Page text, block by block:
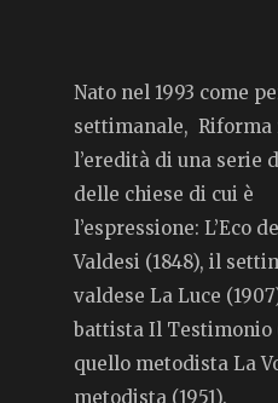
Nato nel 1993 come
settimanale, Riforma
l’eredità di una serie
delle chiese di cui è
l’espressione: L’Eco
Valdesi (1848), il
valdese La Luce
battista Il Testimonio
quello metodista La
metodista (1951).